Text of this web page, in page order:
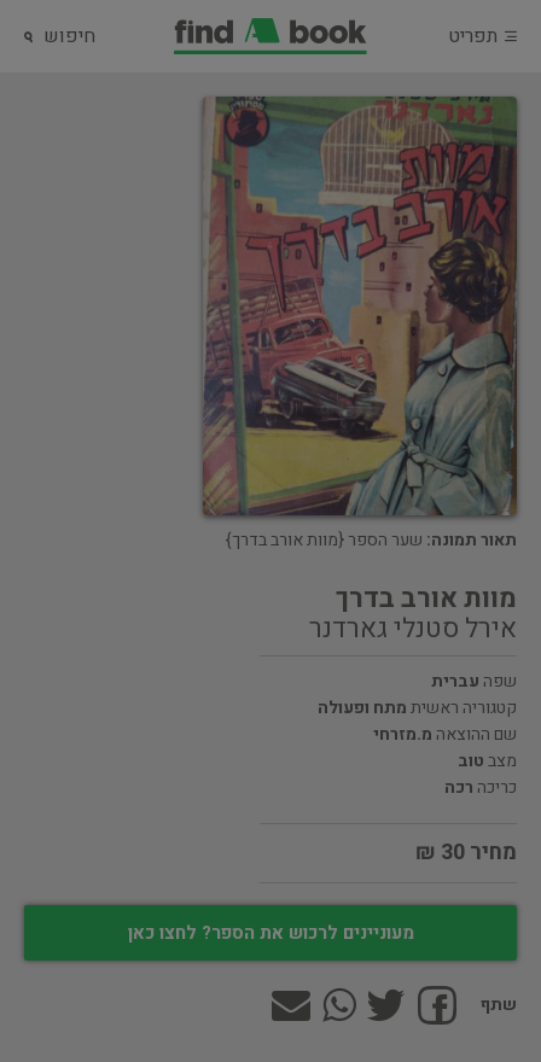
תפריט חיפוש
תאור תמונה: שער הספר {מוות אורב בדרך}
מוות אורב בדרך
אירל סטנלי גארדנר
שפה עברית
קטגוריה ראשיתמתח ופעולה
שם ההוצאה מ.מזרחי
מצבטוב
כריכה רכה
מחיר 30 ₪
מעוניינים לרכוש את הספר? לחצו כאן
שתף